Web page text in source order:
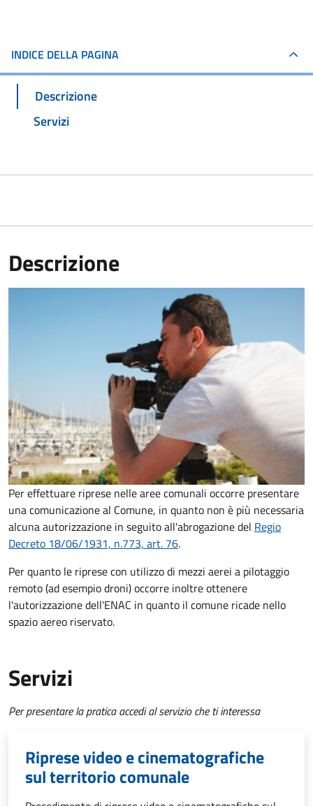
INDICE DELLA PAGINA
Descrizione
Servizi
Descrizione
Per effettuare riprese nelle aree comunali occorre presentare
una comunicazione al Comune, in quanto non è più necessaria
alcuna autorizzazione in seguito all'abrogazione del Regio
Decreto 18/06/1931, n.773, art. 76.
Per quanto le riprese con utilizzo di mezzi aerei a pilotaggio
remoto (ad esempio droni) occorre inoltre ottenere
l'autorizzazione dell'ENAC in quanto il comune ricade nello
spazio aereo riservato.
Servizi
Per presentare la pratica accedi al servizio che ti interessa
Riprese video e cinematografiche
sul territorio comunale